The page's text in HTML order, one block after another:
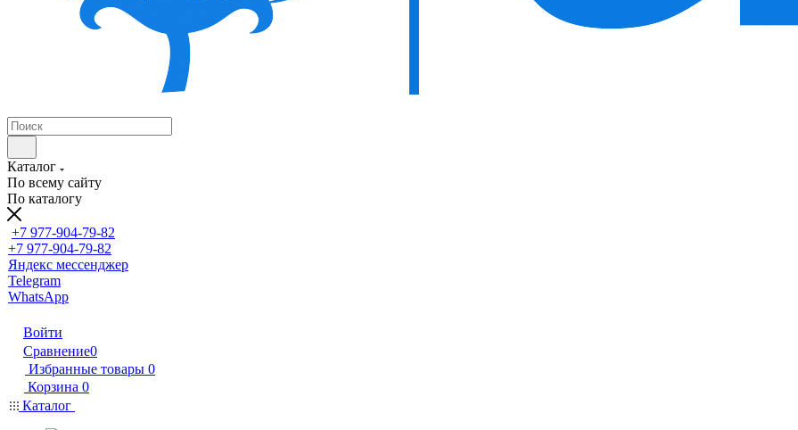
Каталог
По всему сайту
По каталогу
+7 977-904-79-82
+7 977-904-79-82
Яндекс мессенджер
Telegram
WhatsApp
Войти
Сравнение0
Избранные товары 0
Корзина 0
Каталог